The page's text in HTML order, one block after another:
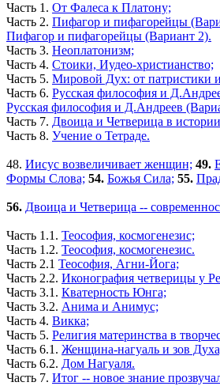
Часть 1. От Фалеса к Платону;
Часть 2. Пифагор и пифагорейцы
Пифагор и пифагорейцы (Вариант 2).
Часть 3. Неоплатонизм;
Часть 4. Стоики, Иудео-христианство;
Часть 5. Мировой Дух: от патристики и
Часть 6. Русская философия и
Русская философия и Д.Андреев
Часть 7. Двоица и Четверица в
Часть 8. Учение о Тетраде.
48. Иисус возвеличивает женщин; 49.
Формы Слова; 54. Божья Сила; 55.
56. Двоица и Четверица --
Часть 1.1. Теософия, космогенезис;
Часть 1.2. Теософия, космогенезис.
Часть 2.1 Теософия, Агни-Йога;
Часть 2.2. Иконография четверицы у
Часть 3.1. Кватерность Юнга;
Часть 3.2. Анима и Анимус;
Часть 4. Викка;
Часть 5. Религия материнства в
Часть 6.1. Женщина-нагуаль и зов
Часть 6.2. Дом Нагуаля.
Часть 7. Итог -- новое знание